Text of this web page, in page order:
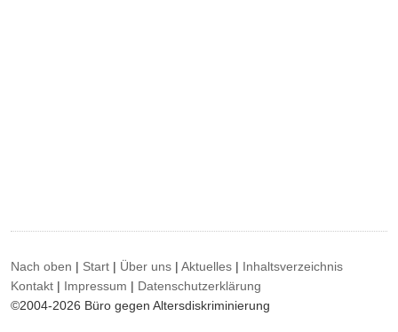
Nach oben | Start | Über uns |Aktuelles | Inhaltsverzeichnis
Kontakt | Impressum | Datenschutzerklärung
©2004-2026 Büro gegen Altersdiskriminierung